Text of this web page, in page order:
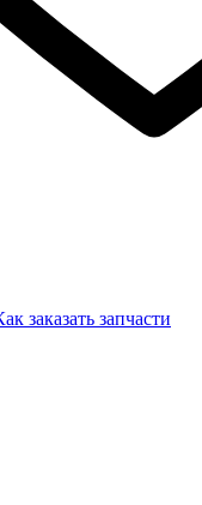
заказать запчасти